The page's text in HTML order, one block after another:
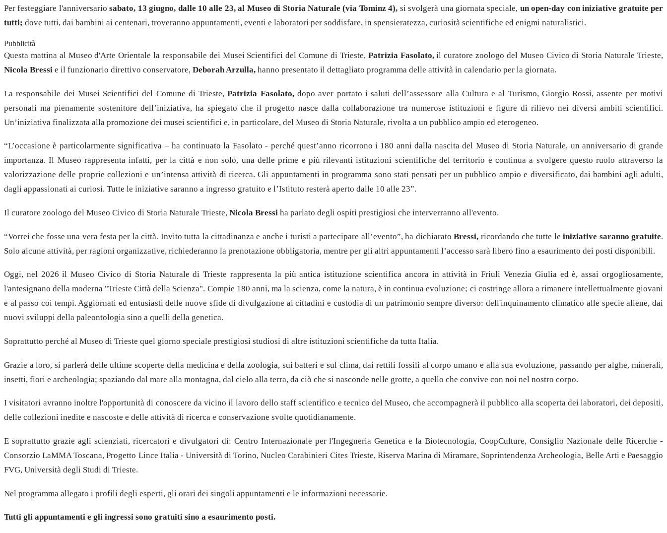
Per festeggiare l'anniversariosabato, 13 giugno, dalle 10 alle 23, al Museo di Storia Naturale (via Tominz 4), si svolgerà una giornata speciale, un open-day con iniziative gratuite per
tutti; dove tutti, dai bambini ai centenari, troveranno appuntamenti, eventi e laboratori per soddisfare, in spensieratezza, curiosità scientifiche ed enigmi naturalistici.
Pubblicità
Questa mattina al Museo d'Arte Orientale la responsabile dei Musei Scientifici del Comune di Trieste,Patrizia Fasolato,il curatore zoologo del Museo Civico di Storia Naturale Trieste,
Nicola Bressi e il funzionario direttivo conservatore, Deborah Arzulla, hanno presentato il dettagliato programma delle attività in calendario per la giornata.
La responsabile dei Musei Scientifici del Comune di Trieste,Patrizia Fasolato, dopo aver portato i saluti dell’assessore alla Cultura e al Turismo, Giorgio Rossi, assente per motivi
personali ma pienamente sostenitore dell’iniziativa, ha spiegato che il progetto nasce dalla collaborazione tra numerose istituzioni e figure di rilievo nei diversi ambiti scientifici.
Un’iniziativa finalizzata alla promozione dei musei scientifici e, in particolare, del Museo di Storia Naturale, rivolta a un pubblico ampio ed eterogeneo.
“L’occasione è particolarmente significativa – ha continuato la Fasolato - perché quest’anno ricorrono i 180 anni dalla nascita del Museo di Storia Naturale, un anniversario di grande
importanza. Il Museo rappresenta infatti, per la città e non solo, una delle prime e più rilevanti istituzioni scientifiche del territorio e continua a svolgere questo ruolo attraverso la
valorizzazione delle proprie collezioni e un’intensa attività di ricerca. Gli appuntamenti in programma sono stati pensati per un pubblico ampio e diversificato, dai bambini agli adulti,
dagli appassionati ai curiosi. Tutte le iniziative saranno a ingresso gratuito e l’Istituto resterà aperto dalle 10 alle 23”.
Il curatore zoologo del Museo Civico di Storia Naturale Trieste, Nicola Bressi ha parlato degli ospiti prestigiosi che interverranno all'evento.
“Vorrei che fosse una vera festa per la città. Invito tutta la cittadinanza e anche i turisti a partecipare all’evento”, ha dichiaratoBressi, ricordando che tutte leiniziative saranno gratuite.
Solo alcune attività, per ragioni organizzative, richiederanno la prenotazione obbligatoria, mentre per gli altri appuntamenti l’accesso sarà libero fino a esaurimento dei posti disponibili.
Oggi, nel 2026 il Museo Civico di Storia Naturale di Trieste rappresenta la più antica istituzione scientifica ancora in attività in Friuli Venezia Giulia ed è, assai orgogliosamente,
l'antesignano della moderna "Trieste Città della Scienza". Compie 180 anni, ma la scienza, come la natura, è in continua evoluzione; ci costringe allora a rimanere intellettualmente giovani
e al passo coi tempi. Aggiornati ed entusiasti delle nuove sfide di divulgazione ai cittadini e custodia di un patrimonio sempre diverso: dell'inquinamento climatico alle specie aliene, dai
nuovi sviluppi della paleontologia sino a quelli della genetica.
Soprattutto perché al Museo di Trieste quel giorno speciale prestigiosi studiosi di altre istituzioni scientifiche da tutta Italia.
Grazie a loro, si parlerà delle ultime scoperte della medicina e della zoologia, sui batteri e sul clima, dai rettili fossili al corpo umano e alla sua evoluzione, passando per alghe, minerali,
insetti, fiori e archeologia; spaziando dal mare alla montagna, dal cielo alla terra, da ciò che si nasconde nelle grotte, a quello che convive con noi nel nostro corpo.
I visitatori avranno inoltre l'opportunità di conoscere da vicino il lavoro dello staff scientifico e tecnico del Museo, che accompagnerà il pubblico alla scoperta dei laboratori, dei depositi,
delle collezioni inedite e nascoste e delle attività di ricerca e conservazione svolte quotidianamente.
E soprattutto grazie agli scienziati, ricercatori e divulgatori di: Centro Internazionale per l'Ingegneria Genetica e la Biotecnologia, CoopCulture, Consiglio Nazionale delle Ricerche -
Consorzio LaMMA Toscana, Progetto Lince Italia - Università di Torino, Nucleo Carabinieri Cites Trieste, Riserva Marina di Miramare, Soprintendenza Archeologia, Belle Arti e Paesaggio
FVG, Università degli Studi di Trieste.
Nel programma allegato i profili degli esperti, gli orari dei singoli appuntamenti e le informazioni necessarie.
Tutti gli appuntamenti e gli ingressi sono gratuiti sino a esaurimento posti.